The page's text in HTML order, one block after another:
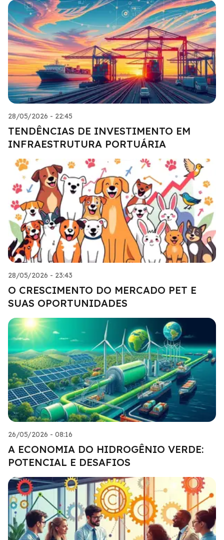
28/05/2026 - 22:45
TENDÊNCIAS DE INVESTIMENTO EM
INFRAESTRUTURA PORTUÁRIA
28/05/2026 - 23:43
O CRESCIMENTO DO MERCADO PET E
SUAS OPORTUNIDADES
26/05/2026 - 08:16
A ECONOMIA DO HIDROGÊNIO VERDE:
POTENCIAL E DESAFIOS